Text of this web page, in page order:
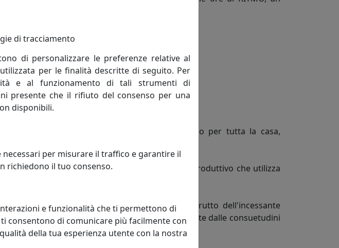
l'oggettistica e il completamento d'arredo per tutta la casa,
elaborati e resi unici attraverso un percorso produttivo che utilizza
ed esperti.
e la funzionalità degli oggetti, che sono il frutto dell'incessante
all'interno di uno stesso prodotto, reso differente dalle consuetudini
di tracciamento
di personalizzare le preferenze relative al
per le finalità descritte di seguito. Per
e al funzionamento di tali strumenti di
presente che il rifiuto del consenso per una
disponibili.
per misurare il traffico e garantire il
richiedono il tuo consenso.
e funzionalità che ti permettono di
consentono di comunicare più facilmente con
della tua esperienza utente con la nostra